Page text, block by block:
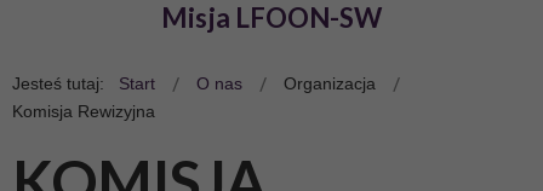
Misja LFOON-SW
Jesteś tutaj: Start O nas
Organizacja
Komisja Rewizyjna